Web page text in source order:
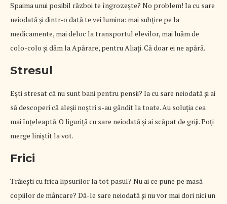
Spaima unui posibil război te îngrozeşte? No problem! Ia cu sare
neiodată şi dintr-o dată te vei lumina: mai subţire pe la
medicamente, mai deloc la transportul elevilor, mai luăm de
colo-colo şi dăm la Apărare, pentru Aliaţi. Că doar ei ne apără.
Stresul
Eşti stresat că nu sunt bani pentru pensii? Ia cu sare neiodată şi ai
să descoperi că aleşii noştri s-au gândit la toate. Au soluţia cea
mai înţeleaptă. O liguriţă cu sare neiodată şi ai scăpat de griji. Poţi
merge liniştit la vot.
Frici
Trăieşti cu frica lipsurilor la tot pasul? Nu ai ce pune pe masă
copiilor de mâncare? Dă-le sare neiodată şi nu vor mai dori nici un